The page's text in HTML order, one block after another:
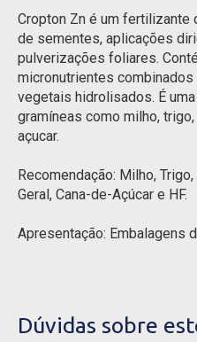
Cropton Zn é um fertilizante
de sementes, aplicações
pulverizações foliares.
micronutrientes
vegetais hidrolisados. É
gramíneas como milho,
açucar.
Recomendação: Milho,
Geral, Cana-de-Açúcar e HF.
Apresentação: Embalagens
Dúvidas sobre